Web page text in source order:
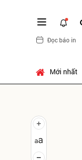
Đọc báo in
Mới nhất